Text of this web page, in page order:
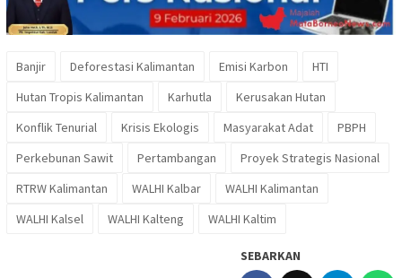
Banjir Deforestasi Kalimantan Emisi Karbon
HTI
Hutan Tropis Kalimantan
Karhutla
Kerusakan Hutan
Konflik Tenurial
Krisis Ekologis Masyarakat Adat
PBPH
Perkebunan Sawit
Pertambangan
Proyek Strategis Nasional
RTRW Kalimantan
WALHI Kalbar
WALHI Kalimantan
WALHI Kalsel
WALHI Kalteng WALHI Kaltim
SEBARKAN